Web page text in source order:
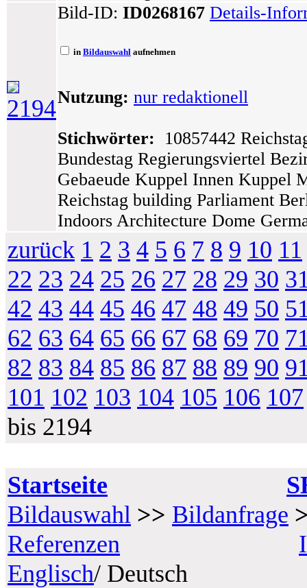
2194
Bild-ID: ID0268167 Details-
in Bildauswahl aufnehmen
Nutzung: nur redaktionell
Stichwörter: 10857442
Bundestag Regierungsviertel
Gebaeude Kuppel Innen Kuppel
Reichstag building Parliament
Indoors Architecture Dome
zurück 1 2 3 4 5 6 7 8 9 10 11
22 23 24 25 26 27 28 29 30
42 43 44 45 46 47 48 49 50
62 63 64 65 66 67 68 69 70
82 83 84 85 86 87 88 89 90
101 102 103 104 105 106 107
bis 2194
Startseite
Bildauswahl >> Bildanfrage
Referenzen
Englisch/ Deutsch